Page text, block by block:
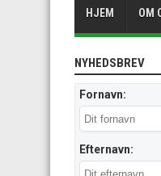
HJEM OM
NYHEDSBREV
Fornavn:
Efternavn: